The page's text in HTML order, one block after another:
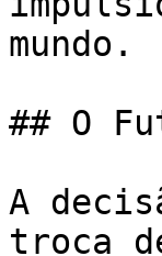
mundo.
## O
A
troca